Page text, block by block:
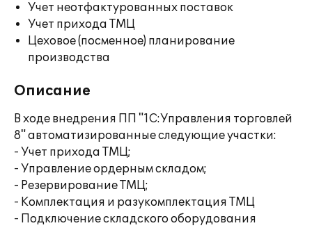
Учет неотфактурованных поставок
Учет прихода ТМЦ
Цеховое (посменное) планирование
производства
Описание
В ходе внедрения ПП "1С:Управления торговлей
8" автоматизированные следующие участки:
- Учет прихода ТМЦ;
- Управление ордерным складом;
- Резервирование ТМЦ;
- Комплектация и разукомплектация ТМЦ
- Подключение складского оборудования